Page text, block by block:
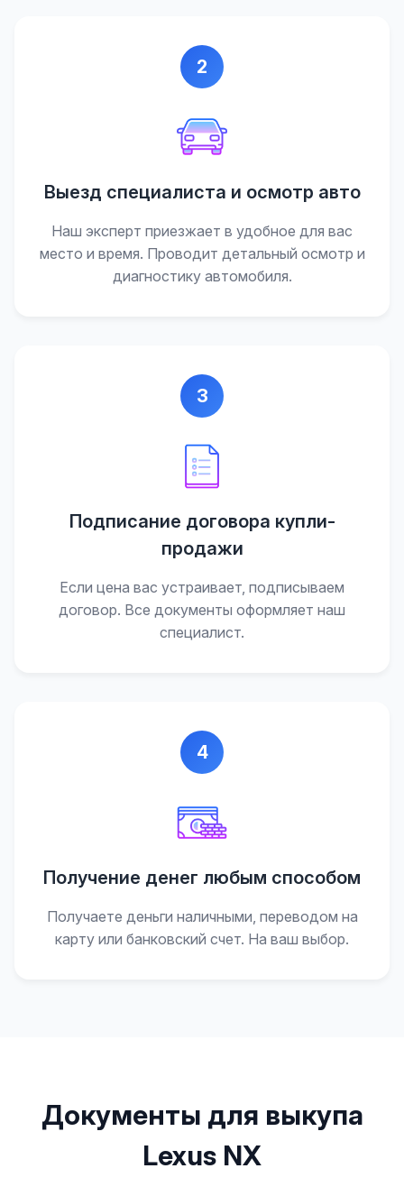
2
Выезд специалиста и осмотр авто
Наш эксперт приезжает в удобное для вас
место и время. Проводит детальный осмотр и
диагностику автомобиля.
3
Подписание договора купли-
продажи
Если цена вас устраивает, подписываем
договор. Все документы оформляет наш
специалист.
4
Получение денег любым способом
Получаете деньги наличными, переводом на
карту или банковский счет. На ваш выбор.
Документы для выкупа
Lexus NX